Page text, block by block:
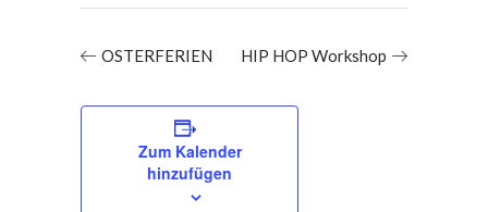
OSTERFERIEN HIP HOP Workshop
Zum Kalender
hinzufügen